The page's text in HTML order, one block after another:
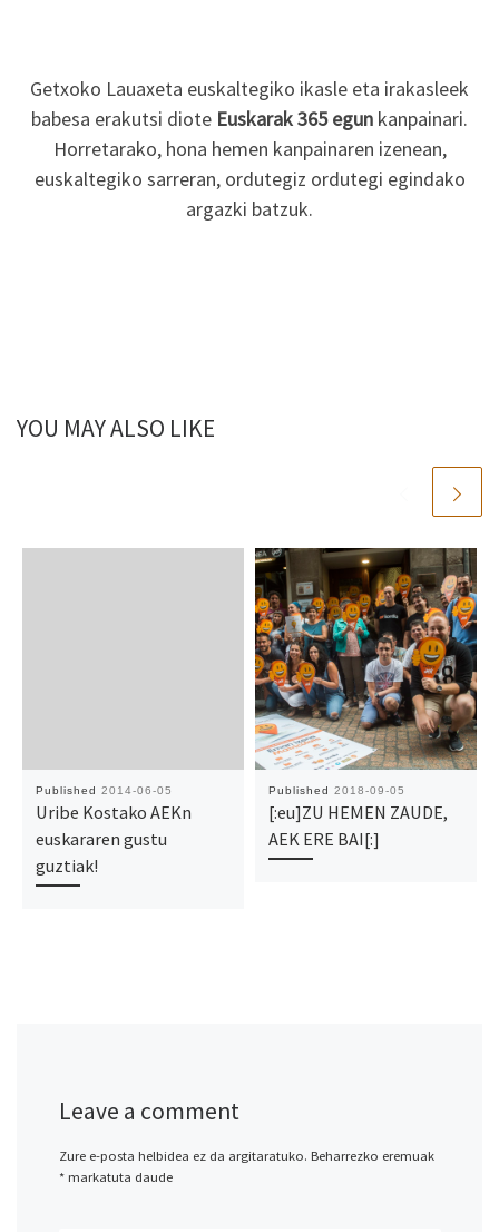
Getxoko Lauaxeta euskaltegiko ikasle eta irakasleek
babesa erakutsi diote Euskarak 365 egun kanpainari.
Horretarako, hona hemen kanpainaren izenean,
euskaltegiko sarreran, ordutegiz ordutegi egindako
argazki batzuk.
YOU MAY ALSO LIKE
Published 2014-06-05
Uribe Kostako AEKn
euskararen gustu
guztiak!
Published 2018-09-05
[:eu]ZU HEMEN ZAUDE,
AEK ERE BAI[:]
Leave a comment
Zure e-posta helbidea ez da argitaratuko. Beharrezko eremuak
*markatuta daude